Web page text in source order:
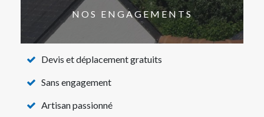
NOS ENGAGEMENTS
Devis et déplacement gratuits
Sans engagement
Artisan passionné